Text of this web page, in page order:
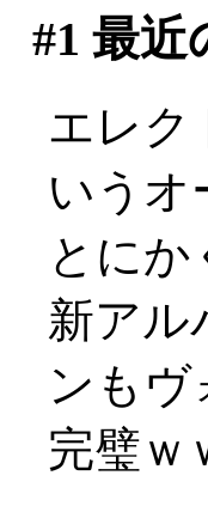
#1 最近
エレク
いうオ
とに
新アル
ンもヴ
完璧ｗ